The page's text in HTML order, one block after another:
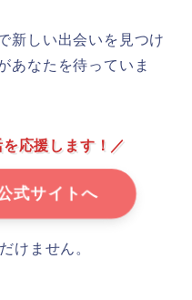
新しい出会いを見つけ
あなたを待っていま
応援します！／
式サイトへ
けません。